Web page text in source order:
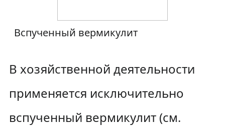
Вспученный вермикулит
В хозяйственной деятельности
применяется исключительно
вспученный вермикулит (см.